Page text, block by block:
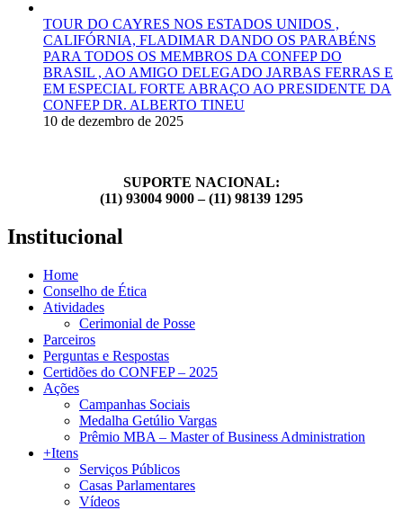
TOUR DO CAYRES NOS ESTADOS UNIDOS ,
CALIFÓRNIA, FLADIMAR DANDO OS PARABÉNS
PARA TODOS OS MEMBROS DA CONFEP DO
BRASIL , AO AMIGO DELEGADO JARBAS FERRAS E
EM ESPECIAL FORTE ABRAÇO AO PRESIDENTE DA
CONFEP DR. ALBERTO TINEU
10 de dezembro de 2025
SUPORTE NACIONAL:
(11) 93004 9000 – (11) 98139 1295
Institucional
Home
Conselho de Ética
Atividades
Cerimonial de Posse
Parceiros
Perguntas e Respostas
Certidões do CONFEP – 2025
Ações
Campanhas Sociais
Medalha Getúlio Vargas
Prêmio MBA – Master of Business Administration
+Itens
Serviços Públicos
Casas Parlamentares
Vídeos